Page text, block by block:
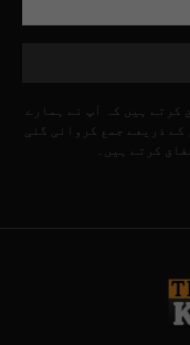
کرتے ہیں کہ آپ نے ہمارے
ذریعے جمع کروائی گئی
کرتے ہیں۔